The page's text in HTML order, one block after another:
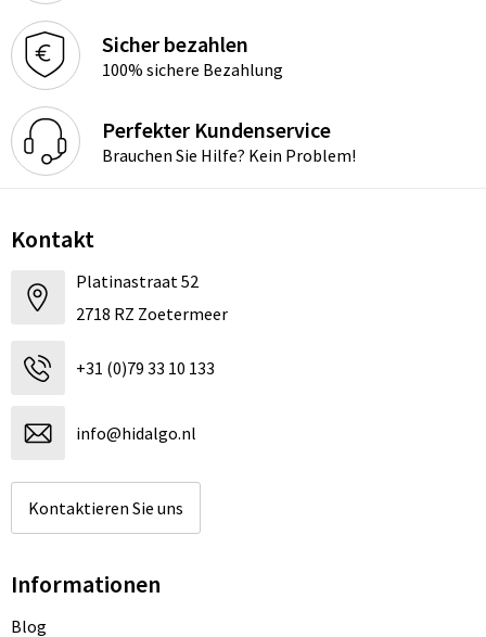
Sicher bezahlen
100% sichere Bezahlung
Perfekter Kundenservice
Brauchen Sie Hilfe? Kein Problem!
Kontakt
Platinastraat 52
2718 RZ Zoetermeer
+31 (0)79 33 10 133
info@hidalgo.nl
Kontaktieren Sie uns
Informationen
Blog